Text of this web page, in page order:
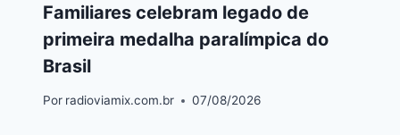
Familiares celebram legado de
primeira medalha paralímpica do
Brasil
Por radioviamix.com.br 07/08/2026